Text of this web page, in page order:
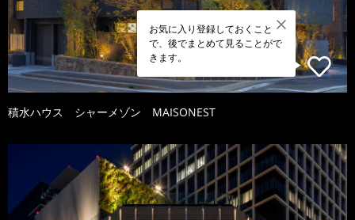
お気に入り登録しておくこと
で、後でまとめて見ることがで
きます。
積水ハウス シャーメゾン MAISONEST